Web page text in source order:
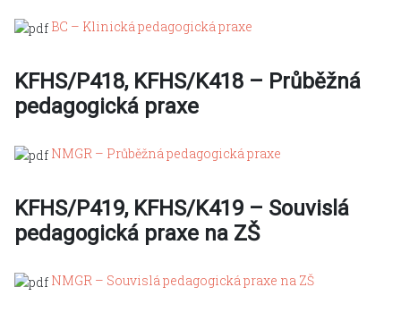
BC – Klinická pedagogická praxe
KFHS/P418, KFHS/K418 – Průběžná
pedagogická praxe
NMGR – Průběžná pedagogická praxe
KFHS/P419, KFHS/K419 – Souvislá
pedagogická praxe na ZŠ
NMGR – Souvislá pedagogická praxe na ZŠ